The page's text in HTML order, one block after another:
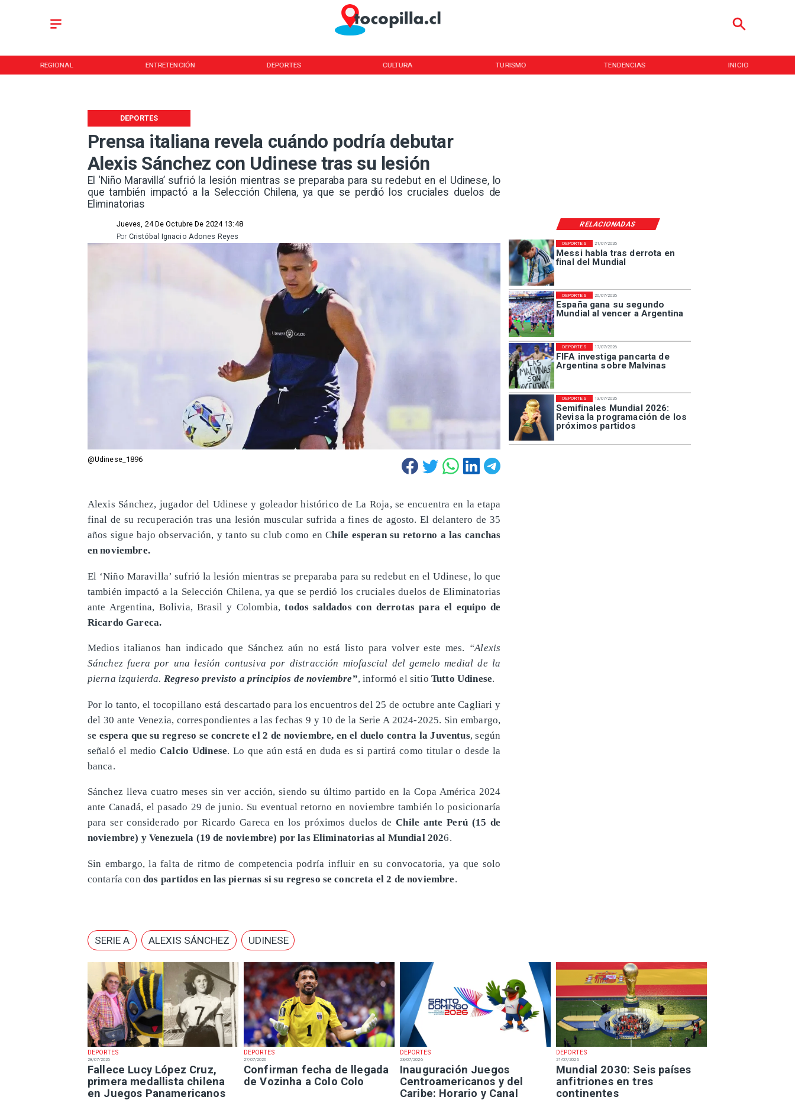
REGIONAL ENTRETENCIÓN DEPORTES CULTURA TURISMO TENDENCIAS INICIO
Prensa italiana revela cuándo podría debutar
Alexis Sánchez con Udinese tras su lesión
​​El ‘Niño Maravilla’ sufrió la lesión mientras se preparaba para su redebut en el Udinese, lo
que también impactó a la Selección Chilena, ya que se perdió los cruciales duelos de
Eliminatorias
DEPORTES
RELACIONADAS
Jueves, 24 De Octubre De 2024 13:48
Cristóbal Ignacio Adones Reyes
Por
@Udinese_1896
DEPORTES
28/07/2026
Fallece Lucy López Cruz,
primera medallista chilena
en Juegos Panamericanos
DEPORTES
27/07/2026
Confirman fecha de llegada
de Vozinha a Colo Colo
DEPORTES
23/07/2026
Inauguración Juegos
Centroamericanos y del
Caribe: Horario y Canal
DEPORTES
21/07/2026
Mundial 2030: Seis países
anfitriones en tres
continentes
21/07/2026
Messi habla tras derrota en
final del Mundial
DEPORTES
20/07/2026
España gana su segundo
Mundial al vencer a Argentina
DEPORTES
17/07/2026
FIFA investiga pancarta de
Argentina sobre Malvinas
DEPORTES
13/07/2026
Semifinales Mundial 2026:
Revisa la programación de los
próximos partidos
DEPORTES
Alexis Sánchez, jugador del Udinese y goleador histórico de La Roja, se encuentra en la etapa
final de su recuperación tras una lesión muscular sufrida a fines de agosto. El delantero de 35
años sigue bajo observación, y tanto su club como en Chile esperan su retorno a las canchas
en noviembre.
El ‘Niño Maravilla’ sufrió la lesión mientras se preparaba para su redebut en el Udinese, lo que
también impactó a la Selección Chilena, ya que se perdió los cruciales duelos de Eliminatorias
ante Argentina, Bolivia, Brasil y Colombia,todos saldados con derrotas para el equipo de
Ricardo Gareca.
Medios italianos han indicado que Sánchez aún no está listo para volver este mes. “Alexis
Sánchez fuera por una lesión contusiva por distracción miofascial del gemelo medial de la
pierna izquierda. Regreso previsto a principios de noviembre”, informó el sitio Tutto Udinese.
Por lo tanto, el tocopillano está descartado para los encuentros del 25 de octubre ante Cagliari y
del 30 ante Venezia, correspondientes a las fechas 9 y 10 de la Serie A 2024-2025. Sin embargo,
se espera que su regreso se concrete el 2 de noviembre, en el duelo contra la Juventus, según
señaló el medioCalcio Udinese. Lo que aún está en duda es si partirá como titular o desde la
banca.
Sánchez lleva cuatro meses sin ver acción, siendo su último partido en la Copa América 2024
ante Canadá, el pasado 29 de junio. Su eventual retorno en noviembre también lo posicionaría
para ser considerado por Ricardo Gareca en los próximos duelos deChile ante Perú (15 de
noviembre) y Venezuela (19 de noviembre) por las Eliminatorias al Mundial 2026.
Sin embargo, la falta de ritmo de competencia podría influir en su convocatoria, ya que solo
contaría con dos partidos en las piernas si su regreso se concreta el 2 de noviembre.
SERIE A ALEXIS SÁNCHEZ UDINESE